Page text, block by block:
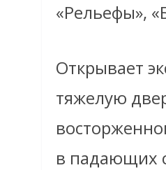
«Рельефы»,
Открывает
тяжелую
в падающих